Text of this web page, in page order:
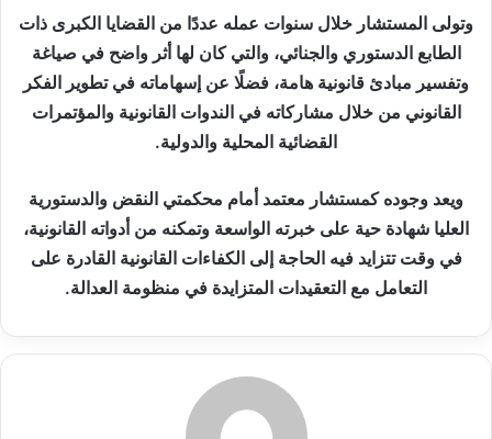
وتولى المستشار خلال سنوات عمله عددًا من القضايا الكبرى ذات
الطابع الدستوري والجنائي، والتي كان لها أثر واضح في صياغة
وتفسير مبادئ قانونية هامة، فضلًا عن إسهاماته في تطوير الفكر
القانوني من خلال مشاركاته في الندوات القانونية والمؤتمرات
القضائية المحلية والدولية.
ويعد وجوده كمستشار معتمد أمام محكمتي النقض والدستورية
العليا شهادة حية على خبرته الواسعة وتمكنه من أدواته القانونية،
في وقت تتزايد فيه الحاجة إلى الكفاءات القانونية القادرة على
التعامل مع التعقيدات المتزايدة في منظومة العدالة.